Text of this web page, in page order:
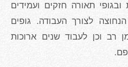
ובגופי תאורה חזקים ועמידים
לצורך העבודה. גופים
רב וכן לעבוד שנים ארוכות